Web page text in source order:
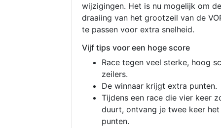
wijzigingen. Het is nu mogelijk om de
draaiing van het grootzeil van de
te passen voor extra snelheid.
Vijf tips voor een hoge score
Race tegen veel sterke, hoog
zeilers.
De winnaar krijgt extra punten.
Tijdens een race die vier keer
duurt, ontvang je twee keer
punten.